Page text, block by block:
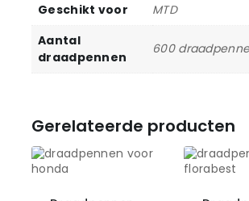
Geschikt voor
MTD
Aantal
draadpennen
600
Gerelateerde producten